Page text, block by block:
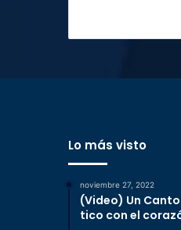
Lo más visto
noviembre 27, 2022
(Video) Un
tico con el